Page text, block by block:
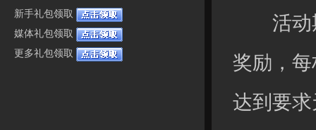
新手礼包领取
媒体礼包领取
更多礼包领取
活动期
奖励，
达到要